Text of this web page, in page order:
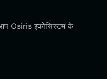
Osiris इकोसिस्टम के